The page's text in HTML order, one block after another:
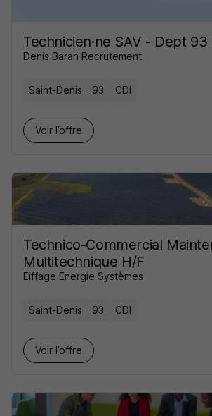
Technicien·ne SAV - Dept 93
Denis Baran Recrutement
Saint-Denis - 93 CDI
Voir l’offre
Technico-Commercial
Multitechnique H/F
Eiffage Energie Systèmes
Saint-Denis - 93 CDI
Voir l’offre